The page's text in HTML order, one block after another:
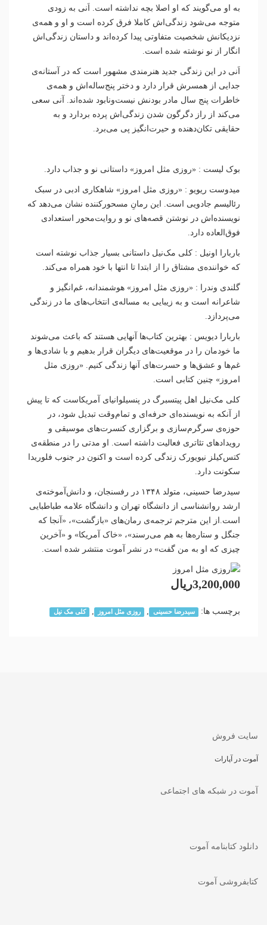
به او می‌گویند که او اصلا بچه نداشته است. اَنی به زودی
متوجه می‌شود زندگی‌اش کاملا فرق کرده است و او و همه‌ی
نزدیکانش شخصیت متفاوتی پیدا کرده‌اند و داستان زندگی‌اش
انگار از نو نوشته شده است.
اَنی در این زندگی جدید هنرمندی مشهور است که در آستانه‌ی
جدایی از همسرش قرار دارد و دختر پنج‌ساله‌اش و همه‌ی
خاطرات پنج سال مادر بودنش نیست‌ونابود شده‌اند. آنی سعی
می‌کند از راز دگرگون شدن زندگی‌اش پرده بردارد و به
حقایقی تکان‌دهنده و حیرت‌انگیز پی می‌برد.
بوک لیست : «روزی مثل امروز» داستانی نو و جذاب دارد.
میدوست ریویو : «روزی مثل امروز» شاهکاری ادبی در سبک
رئالیسم جادویی است. این رمانِ مسحورکننده نشان می‌دهد که
نویسنده‌اش در نوشتن قصه‌های نو و روایت‌محور استعدادی
فوق‌العاده دارد.
باربارا اونیل : کلی مک‌نیل داستانی بسیار جذاب نوشته است
که خواننده‌ی مشتاق را از ابتدا تا انتها با خود همراه می‌کند.
گلندی وندرا : «روزی مثل امروز» هوشمندانه، غم‌انگیز و
شاعرانه است و به زیبایی به مساله‌ی انتخاب‌های ما در زندگی
می‌پردازد.
باربارا دیویس : بهترین کتاب‌ها آنهایی هستند که باعث می‌شوند
ما خودمان را در موقعیت‌های دیگران قرار بدهیم و با شادی‌ها و
غم‌ها و عشق‌ها و حسرت‌های آنها زندگی کنیم. «روزی مثل
امروز» چنین کتابی است.
کلی مک‌نیل اهل پیتسبرگ در پنسیلوانیای آمریکاست که تا پیش
از آنکه به نویسنده‌ای حرفه‌ای و تمام‌وقت تبدیل شود، در
حوزه‌ی سرگرم‌سازی و برگزاری کنسرت‌های موسیقی و
رویدادهای تئاتری فعالیت داشته است. او مدتی را در منطقه‌ی
کتس‌کیلز نیویورک زندگی کرده است و اکنون در جنوب فلوریدا
سکونت دارد.
سیدرضا حسینی، متولد ۱۳۴۸ در رفسنجان، و دانش‌آموخته‌ی
ارشد روانشناسی از دانشگاه تهران و دانشگاه علامه طباطبایی
است.از این مترجم ترجمه‌ی رمان‌های «بازگشت»، «آنجا که
جنگل و ستاره‌ها به هم می‌رسند»، «خاک آمریکا» و «آخرین
چیزی که او به من گفت» در نشر آموت منتشر شده است.
3,200,000ریال
برچسب ها: سیدرضا حسینی , روزی مثل امروز , کلی مک نیل
سایت فروش
آموت در آپارات
آموت در شبکه های اجتماعی
دانلود کتابنامه آموت
کتابفروشی آموت